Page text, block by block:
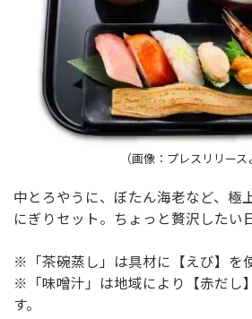
（画像：プレスリリース
中とろやうに、ぼたん海老など、極
にぎりセット。ちょっと贅沢したい
※「茶碗蒸し」は具材に【えび】を
※「味噌汁」は地域により【赤だし
す。